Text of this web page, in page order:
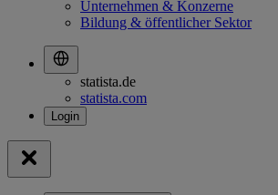
Unternehmen & Konzerne
Bildung & öffentlicher Sektor
statista.de
statista.com